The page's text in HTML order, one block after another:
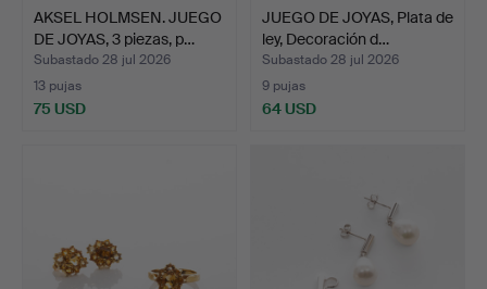
AKSEL HOLMSEN. JUEGO
DE JOYAS, 3 piezas, p…
Subastado 28 jul 2026
13 pujas
75 USD
JUEGO DE JOYAS, Plata de
ley, Decoración d…
Subastado 28 jul 2026
9 pujas
64 USD